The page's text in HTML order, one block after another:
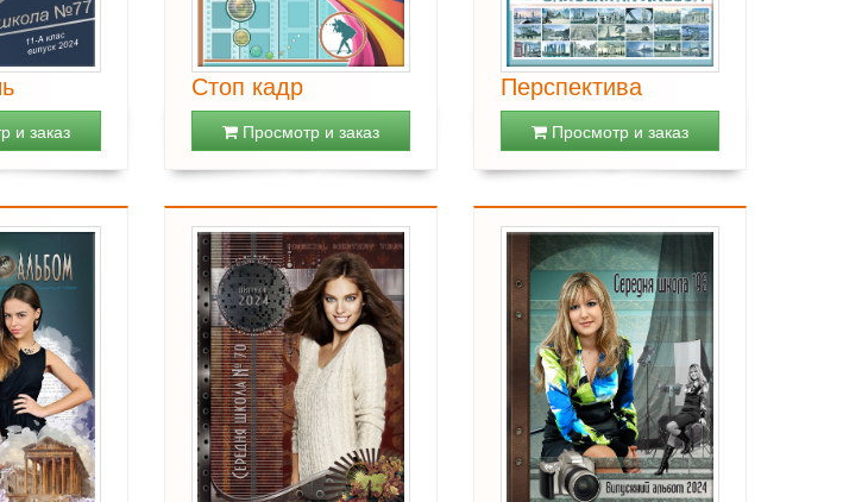
и заказ
Стоп кадр
Просмотр и заказ
Перспектива
Просмотр и заказ